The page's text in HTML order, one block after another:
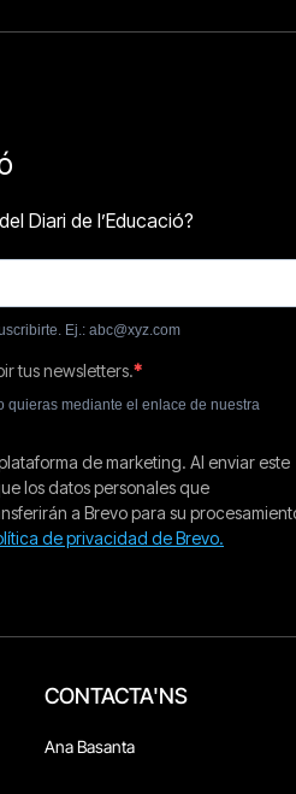
CONTACTA'NS
Ana Basanta